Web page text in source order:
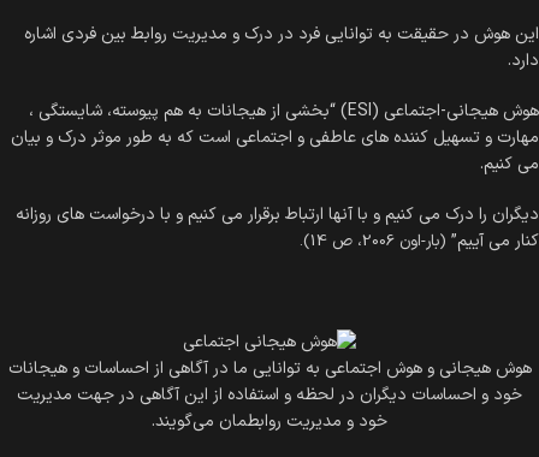
این هوش در حقیقت به توانایی فرد در درک و مدیریت روابط بین فردی اشاره
دارد.
هوش هیجانی-اجتماعی (ESI) “بخشی از هیجانات به هم پیوسته، شایستگی ،
مهارت و تسهیل کننده های عاطفی و اجتماعی است که به طور موثر درک و بیان
می کنیم.
دیگران را درک می کنیم و با آنها ارتباط برقرار می کنیم و با درخواست های روزانه
کنار می آییم” (بار-اون 2006، ص 14).
هوش هیجانی و هوش اجتماعی به توانایی ما در آگاهی از احساسات و هیجانات
خود و احساسات دیگران در لحظه و استفاده از این آگاهی در جهت مدیریت
خود و مدیریت روابطمان می‌گویند.